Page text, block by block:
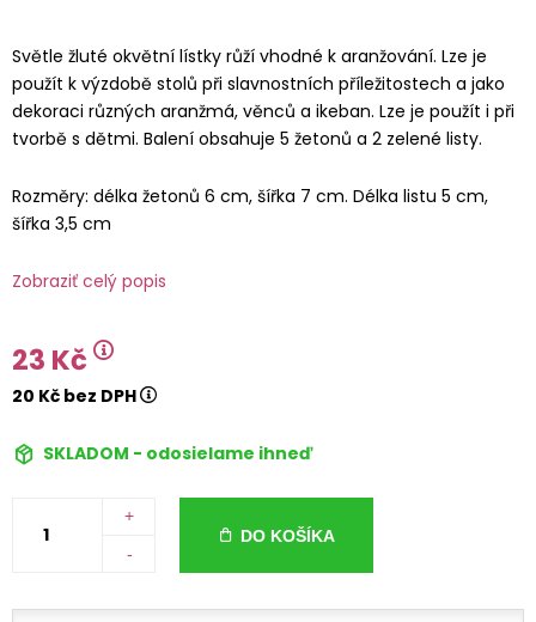
Světle žluté okvětní lístky růží vhodné k aranžování. Lze je
použít k výzdobě stolů při slavnostních příležitostech a jako
dekoraci různých aranžmá, věnců a ikeban. Lze je použít i při
tvorbě s dětmi. Balení obsahuje 5 žetonů a 2 zelené listy.
Rozměry: délka žetonů 6 cm, šířka 7 cm. Délka listu 5 cm,
šířka 3,5 cm
Zobraziť celý popis
23 Kč
20 Kč bez DPH
SKLADOM - odosielame ihneď
+
-
DO KOŠÍKA